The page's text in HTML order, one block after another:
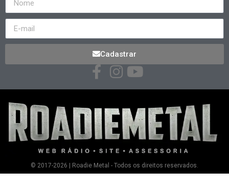
Cadastrar
© 2017-2026 | Roadie Metal - Todos os direitos reservados.